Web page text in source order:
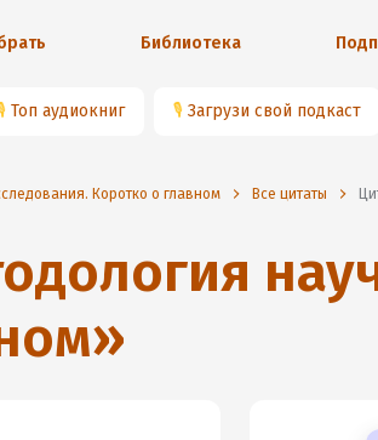
Библиотека
Топ аудиокниг 🎙 Загрузи свой подкаст
Коротко о главном Все цитаты
»